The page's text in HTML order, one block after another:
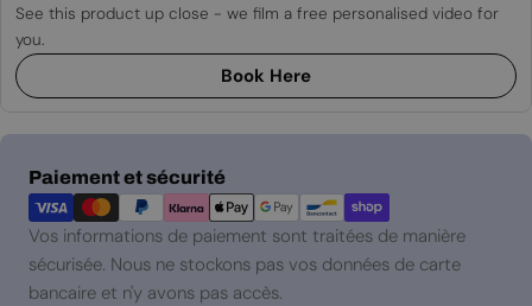
See this product up close - we film a free personalised video for
you.
Book Here
Paiement et sécurité
Modes
de
paiement
Vos informations de paiement sont traitées de manière
sécurisée. Nous ne stockons pas vos données de carte
bancaire et n'y avons pas accès.